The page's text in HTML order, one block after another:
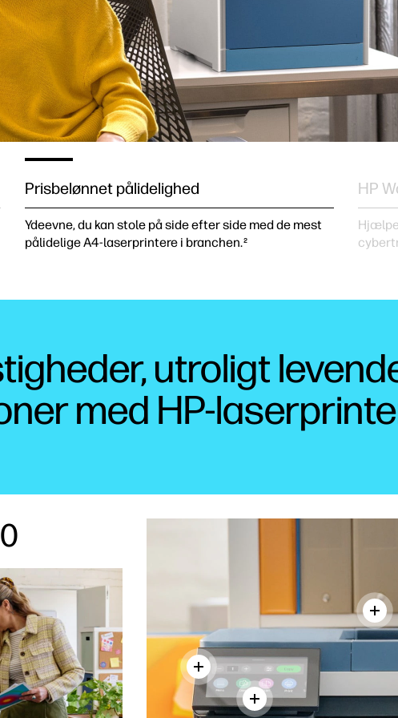
Prisbelønnet pålidelighed
Ydeevne, du kan stole på side efter side med de mest
pålidelige A4-laserprintere i branchen.2
HP
utroligt
med HP-